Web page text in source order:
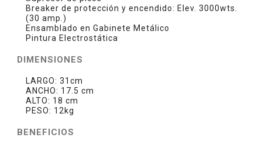
Breaker de protección y encendido: Elev. 3000wts.
(30 amp.)
Ensamblado en Gabinete Metálico
Pintura Electrostática
DIMENSIONES
LARGO: 31cm
ANCHO: 17.5 cm
ALTO: 18 cm
PESO: 12kg
BENEFICIOS